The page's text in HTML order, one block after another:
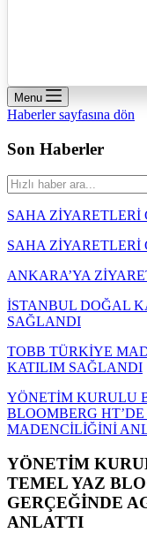
Menu
Haberler sayfasına dön
Son Haberler
SAHA ZİYARETLERİ
SAHA ZİYARETLERİ
ANKARA’YA
İSTANBUL DOĞAL
SAĞLANDI
TOBB TÜRKİYE
KATILIM SAĞLANDI
YÖNETİM KURULU
BLOOMBERG
MADENCİLİĞİNİ
YÖNETİM
TEMEL YAZ
GERÇEĞİNDE
ANLATTI